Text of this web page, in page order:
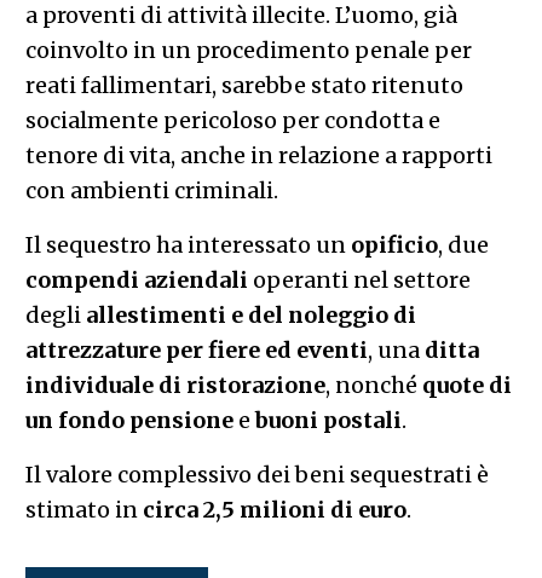
a proventi di attività illecite. L’uomo, già
coinvolto in un procedimento penale per
reati fallimentari, sarebbe stato ritenuto
socialmente pericoloso per condotta e
tenore di vita, anche in relazione a rapporti
con ambienti criminali.
Il sequestro ha interessato un opificio, due
compendi aziendali operanti nel settore
degli allestimenti e del noleggio di
attrezzature per fiere ed eventi, una ditta
individuale di ristorazione, nonché quote di
un fondo pensioneebuoni postali.
Il valore complessivo dei beni sequestrati è
stimato in circa 2,5 milioni di euro.